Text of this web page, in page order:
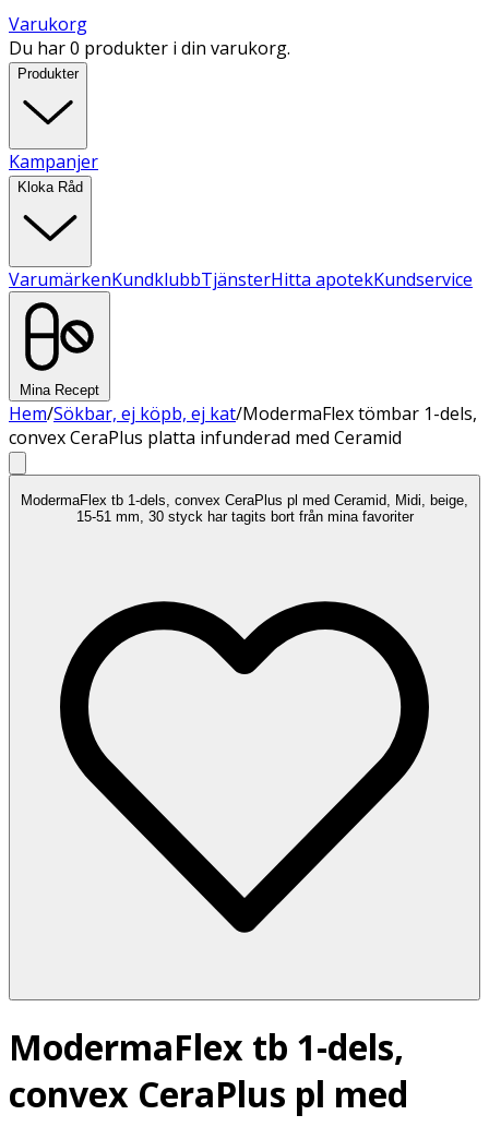
Varukorg
Du har 0 produkter i din varukorg.
Produkter
Kampanjer
Kloka Råd
VarumärkenKundklubbTjänsterHitta apotekKundservice
Mina Recept
Hem/Sökbar, ej köpb, ej kat/ModermaFlex tömbar 1-dels,
convex CeraPlus platta infunderad med Ceramid
ModermaFlex tb 1-dels, convex CeraPlus pl med Ceramid, Midi, beige,
15-51 mm, 30 styck har tagits bort från mina favoriter
ModermaFlex tb 1-dels,
convex CeraPlus pl med